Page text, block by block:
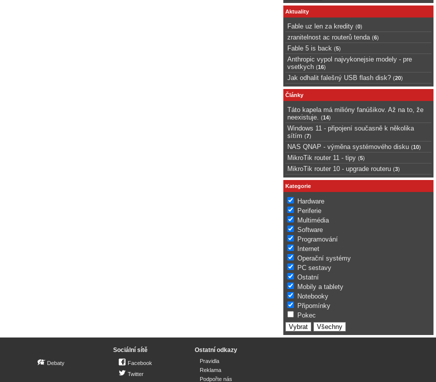
Aktuality
Fable uz len za kredity (0)
zranitelnost ac routerů tenda (6)
Fable 5 is back (5)
Anthropic vypol najvykonejsie modely - pre
vsetkych (16)
Jak odhalit falešný USB flash disk? (20)
Články
Táto kapela má milióny fanúšikov. Až na to, že
neexistuje.
(14)
Windows 11 - připojení současně k několika
sítím (7)
NAS QNAP - výměna systémového disku (10)
MikroTik router 11 - tipy (5)
MikroTik router 10 - upgrade routeru (3)
Kategorie
Hardware
Periferie
Multimédia
Software
Programování
Internet
Operační systémy
PC sestavy
Ostatní
Mobily a tablety
Notebooky
Připomínky
Pokec
Debaty
Sociální sítě
Facebook
Twitter
Ostatní odkazy
Pravidla
Reklama
Podpořte nás